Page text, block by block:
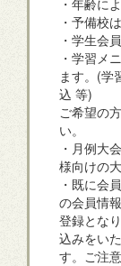
・予備校
・学生会
・学習メ
ます。(学
込 等)
ご希望の
い。
・月例大
様向けの
・既に会
の会員情
登録とな
込みをい
す。ご注